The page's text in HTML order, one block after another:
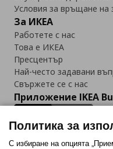
Условия за връщане на
За ИКЕА
Работете с нас
Това е ИКЕА
Пресцентър
Най-често задавани
Свържете се с нас
Приложение IKEA
Политика за
С избиране на опцията